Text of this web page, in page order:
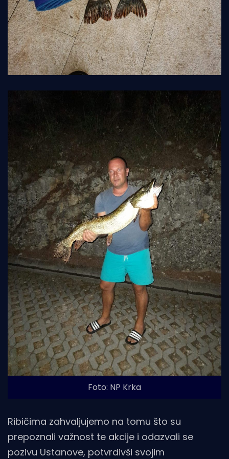
Foto: NP Krka
Ribičima zahvaljujemo na tomu što su
prepoznali važnost te akcije i odazvali se
pozivu Ustanove, potvrdivši svojim